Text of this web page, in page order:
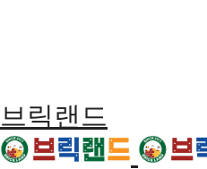
브릭랜드